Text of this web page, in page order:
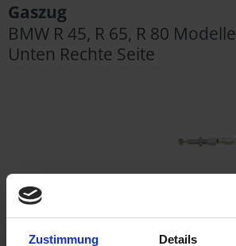
Zustimmung Details
Gaszug
BMW R 45, R 65, R 80 Modelle
Unten Rechte Seite